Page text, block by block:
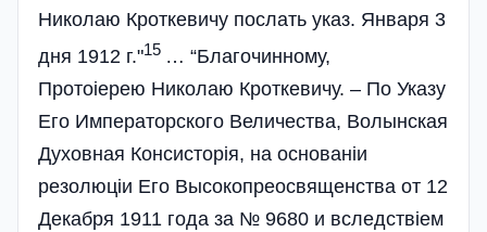
Николаю Кроткевичу послать указ. Января 3
дня 1912 г."15 … “Благочинному,
Протоіерею Николаю Кроткевичу. – По Указу
Его Императорского Величества, Волынская
Духовная Консисторія, на основаніи
резолюціи Его Высокопреосвященства от 12
Декабря 1911 года за № 9680 и вследствіем